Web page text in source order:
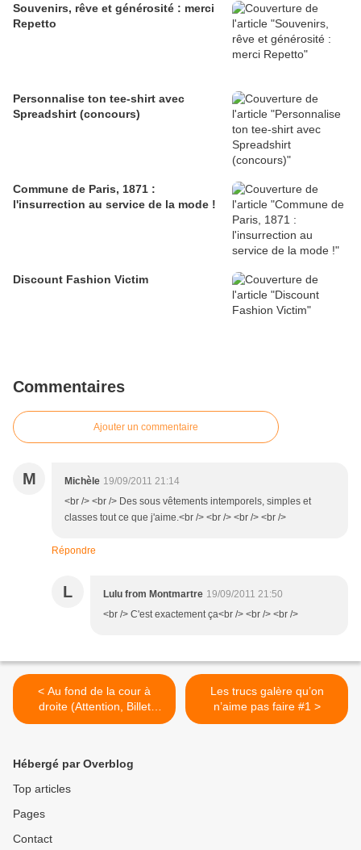
Souvenirs, rêve et générosité : merci
Repetto
Personnalise ton tee-shirt avec
Spreadshirt (concours)
Commune de Paris, 1871 :
l'insurrection au service de la mode !
Discount Fashion Victim
Commentaires
Ajouter un commentaire
M Michèle 19/09/2011 21:14
<br /> <br /> Des sous vêtements intemporels, simples et
classes tout ce que j'aime.<br /> <br /> <br /> <br />
Répondre
L Lulu from Montmartre 19/09/2011 21:50
<br /> C'est exactement ça<br /> <br /> <br />
< Au fond de la cour à
droite (Attention, Billet
classé X)
Les trucs galère qu’on
n’aime pas faire #1 >
Hébergé par Overblog
Top articles
Pages
Contact